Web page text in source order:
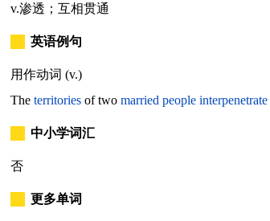
v.渗透；互相贯通
英语例句
用作动词 (v.)
The territories of two married people interpenetrate
中小学词汇
否
更多单词